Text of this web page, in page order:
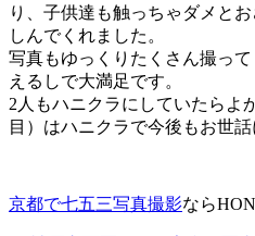
り、子供達も触っちゃダメと
しんでくれました。
写真もゆっくりたくさん撮っ
えるしで大満足です。
2人もハニクラにしていたらよ
目）はハニクラで今後もお世話
京都で七五三写真撮影なら